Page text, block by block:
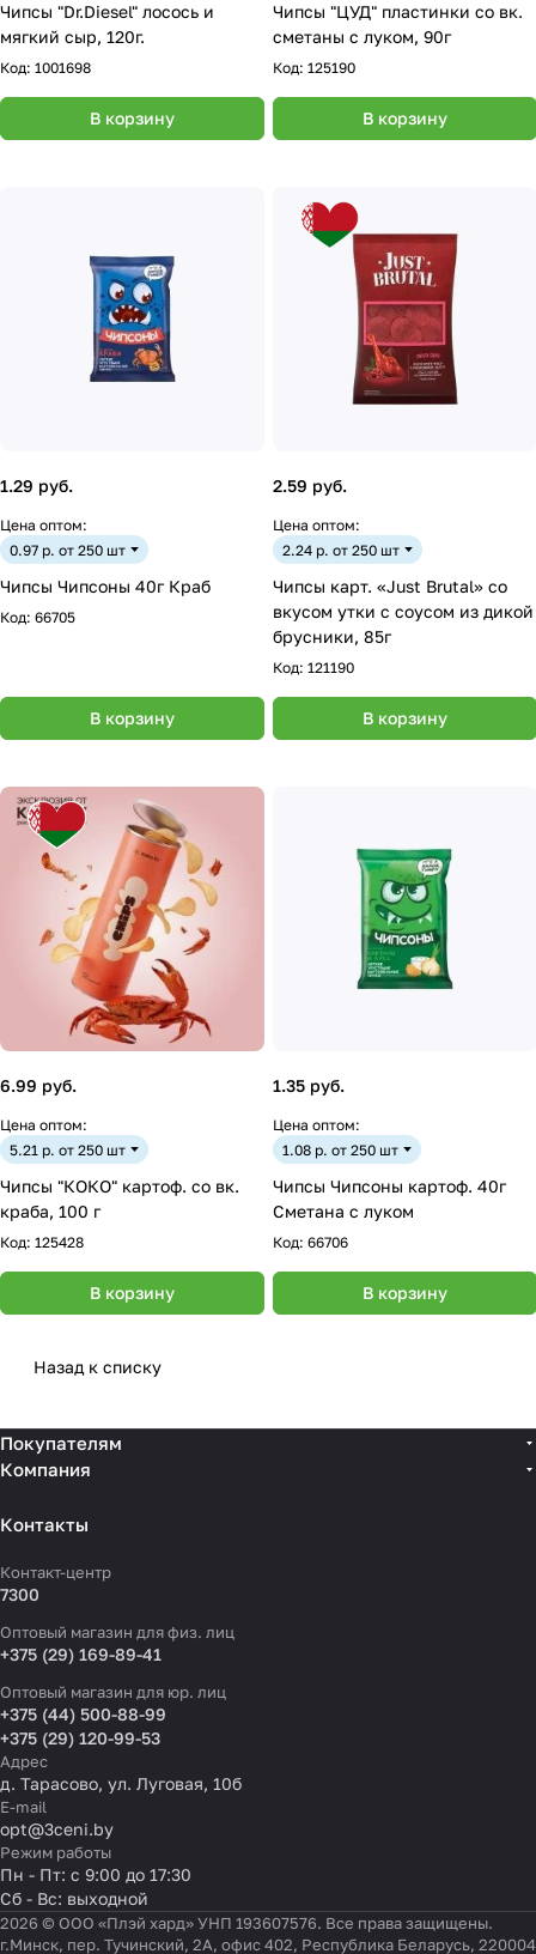
Чипсы "Dr.Diesel" лосось и
мягкий сыр, 120г.
Код: 1001698
В корзину
Чипсы "ЦУД" пластинки со вк.
сметаны с луком, 90г
Код: 125190
В корзину
1.29 руб.
Цена оптом:
0.97 р. от 250 шт
Чипсы Чипсоны 40г Краб
Код: 66705
В корзину
2.59 руб.
Цена оптом:
2.24 р. от 250 шт
Чипсы карт. «Just Brutal» со
вкусом утки с соусом из дикой
брусники, 85г
Код: 121190
В корзину
6.99 руб.
Цена оптом:
5.21 р. от 250 шт
Чипсы "КОКО" картоф. со вк.
краба, 100 г
Код: 125428
В корзину
1.35 руб.
Цена оптом:
1.08 р. от 250 шт
Чипсы Чипсоны картоф. 40г
Сметана с луком
Код: 66706
В корзину
Назад к списку
Покупателям
Компания
Контакты
Контакт-центр
7300
Оптовый магазин для физ. лиц
+375 (29) 169-89-41
Оптовый магазин для юр. лиц
+375 (44) 500-88-99
+375 (29) 120-99-53
Адрес
д. Тарасово, ул. Луговая, 10б
E-mail
opt@3ceni.by
Режим работы
Пн - Пт: с 9:00 до 17:30
Сб - Вс: выходной
2026 © ООО «Плэй хард» УНП 193607576. Все права защищены.
г.Минск, пер. Тучинский, 2А, офис 402, Республика Беларусь, 220004